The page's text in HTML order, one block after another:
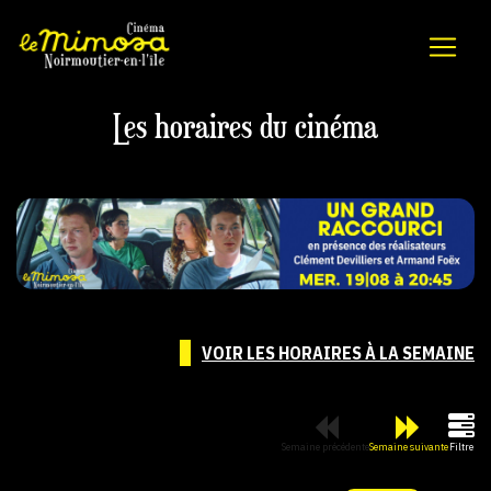
Les horaires du cinéma
VOIR LES HORAIRES À LA SEMAINE
Semaine précédenteSemaine suivanteFiltre